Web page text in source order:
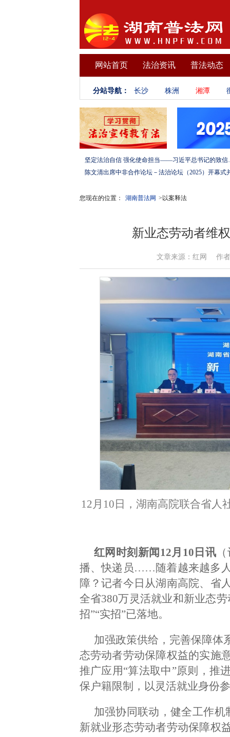
网站首页 法治资讯 普法动态
分站导航： 长沙 株洲 湘潭
坚定法治自信 强化使
您现在的位置： 湖南普法网 >以案释法
新业态劳动者维
文章来源：红网 作者
12月10日，湖南高院联合省人
红网时刻新闻12月10日讯
播、快递员……随着越来越多
障？记者今日从湖南高院、省
全省380万灵活就业和新业态
招”“实招”已落地。
加强政策供给，完善保障体
态劳动者劳动保障权益的实施
推广应用“算法取中”原则，推
保户籍限制，以灵活就业身份
加强协同联动，健全工作
新就业形态劳动者劳动保障权